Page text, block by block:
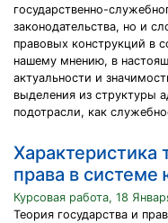
государственно-
законодательства, но и
правовых конструкций в
нашему мнению, в
актуальности и
выделения из структуры
подотрасли, как
Характеристика
права в системе
Курсовая работа, 18
Теория государства и